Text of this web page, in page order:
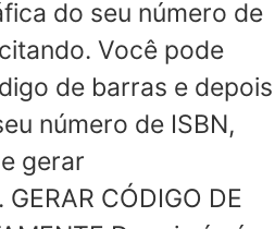
do seu número de
Você pode
de barras e depois
número de ISBN,
gerar
CÓDIGO DE